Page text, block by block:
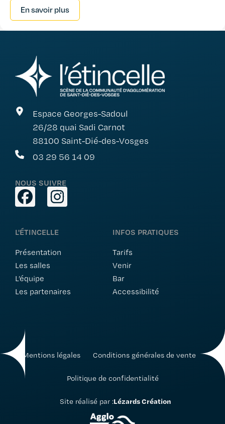
En savoir plus
Espace Georges-Sadoul
26/28 quai Sadi Carnot
88100 Saint-Dié-des-Vosges
03 29 56 14 09
NOUS SUIVRE
L'ÉTINCELLE
Présentation
Les salles
L’équipe
Les partenaires
INFOS PRATIQUES
Tarifs
Venir
Bar
Accessibilité
Mentions légales Conditions générales de vente
Politique de confidentialité
Site réalisé par :Lézards Création